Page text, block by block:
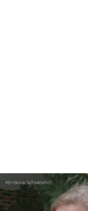
La inquiokupa 'de alta
“Esta tía está loca”